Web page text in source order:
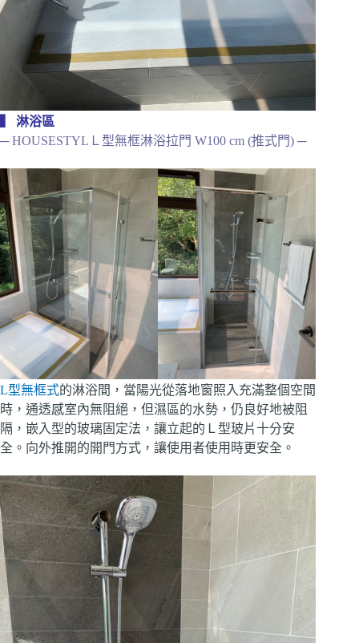
▍ 淋浴區
─ HOUSESTYLＬ型無框淋浴拉門 W100 cm (推式門) ─
L型無框式的淋浴間，當陽光從落地窗照入充滿整個空間
時，通透感室內無阻絕，但濕區的水勢，仍良好地被阻
隔，嵌入型的玻璃固定法，讓立起的Ｌ型玻片十分安
全。向外推開的開門方式，讓使用者使用時更安全。